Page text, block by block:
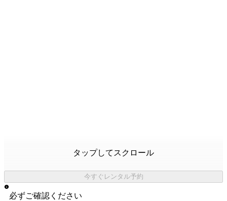
タップしてスクロール
今すぐレンタル予約
必ずご確認ください